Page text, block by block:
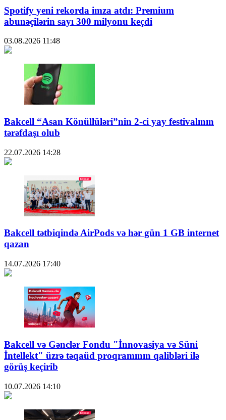
Spotify yeni rekorda imza atdı: Premium
abunəçilərin sayı 300 milyonu keçdi
03.08.2026 11:48
Bakcell “Asan Könüllüləri”nin 2-ci yay festivalının
tərəfdaşı olub
22.07.2026 14:28
Bakcell tətbiqində AirPods və hər gün 1 GB internet
qazan
14.07.2026 17:40
Bakcell və Gənclər Fondu "İnnovasiya və Süni
İntellekt" üzrə təqaüd proqramının qalibləri ilə
görüş keçirib
10.07.2026 14:10